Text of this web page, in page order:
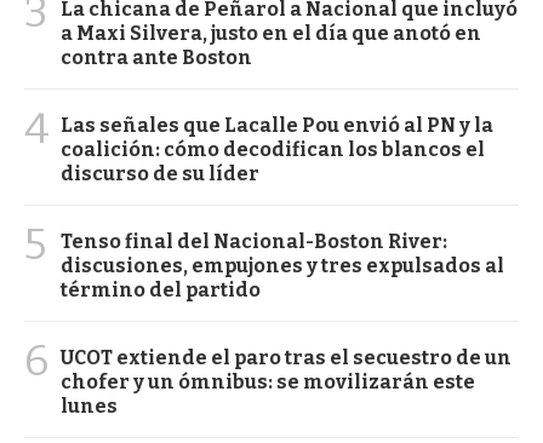
3
La chicana de Peñarol a Nacional que incluyó
a Maxi Silvera, justo en el día que anotó en
contra ante Boston
4 Las señales que Lacalle Pou envió al PN y la
coalición: cómo decodifican los blancos el
discurso de su líder
5
Tenso final del Nacional-Boston River:
discusiones, empujones y tres expulsados al
término del partido
6 UCOT extiende el paro tras el secuestro de un
chofer y un ómnibus: se movilizarán este
lunes